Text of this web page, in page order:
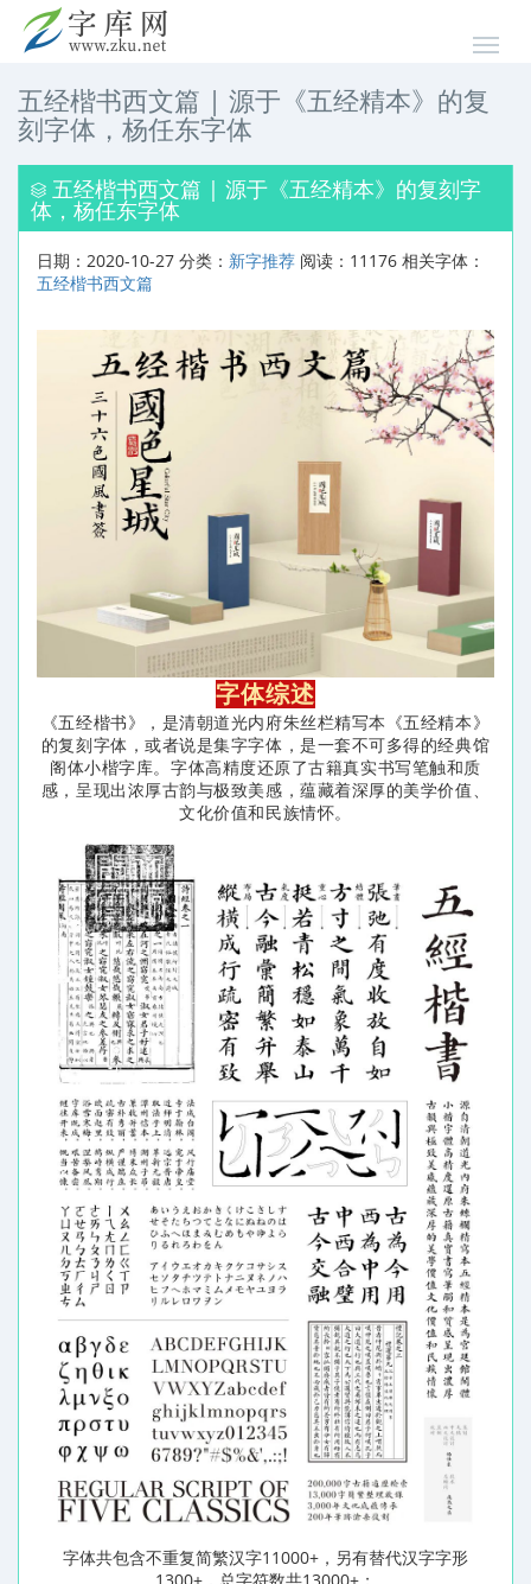
五经楷书西文篇 | 源于《五经精本》的复
刻字体，杨任东字体
五经楷书西文篇 | 源于《五经精本》的复刻字
体，杨任东字体
日期：2020-10-27 分类： 新字推荐 阅读：11176 相关字体：
五经楷书西文篇
字体综述
《五经楷书》，是清朝道光内府朱丝栏精写本《五经精本》
的复刻字体，或者说是集字字体，是一套不可多得的经典馆
阁体小楷字库。字体高精度还原了古籍真实书写笔触和质
感，呈现出浓厚古韵与极致美感，蕴藏着深厚的美学价值、
文化价值和民族情怀。
字体共包含不重复简繁汉字11000+，另有替代汉字字形